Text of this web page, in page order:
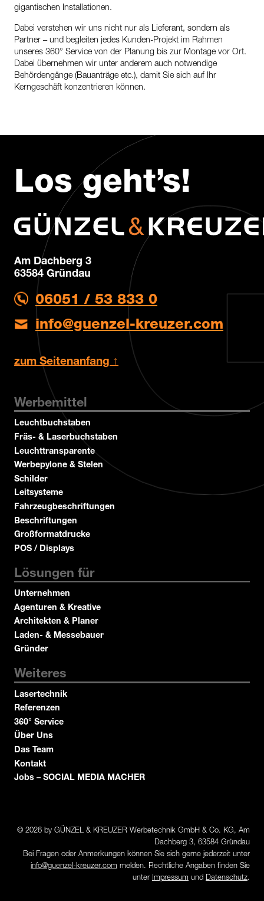
gigantischen Installationen.
Dabei verstehen wir uns nicht nur als Lieferant, sondern als
Partner – und begleiten jedes Kunden-Projekt im Rahmen
unseres 360° Service von der Planung bis zur Montage vor Ort.
Dabei übernehmen wir unter anderem auch notwendige
Behördengänge (Bauanträge etc.), damit Sie sich auf Ihr
Kerngeschäft konzentrieren können.
Los geht’s!
Am Dachberg 3
63584 Gründau
06051 / 53 833 0
info@guenzel-kreuzer.com
zum Seitenanfang ↑
Werbemittel
Leuchtbuchstaben
Fräs- & Laserbuchstaben
Leuchttransparente
Werbepylone & Stelen
Schilder
Leitsysteme
Fahrzeugbeschriftungen
Beschriftungen
Großformatdrucke
POS / Displays
Lösungen für
Unternehmen
Agenturen & Kreative
Architekten & Planer
Laden- & Messebauer
Gründer
Weiteres
Lasertechnik
Referenzen
360° Service
Über Uns
Das Team
Kontakt
Jobs – SOCIAL MEDIA MACHER
© 2026 by GÜNZEL & KREUZER Werbetechnik GmbH & Co. KG, Am
Dachberg 3, 63584 Gründau
Bei Fragen oder Anmerkungen können Sie sich gerne jederzeit unter
info@guenzel-kreuzer.com melden. Rechtliche Angaben finden Sie
unter Impressum und Datenschutz.